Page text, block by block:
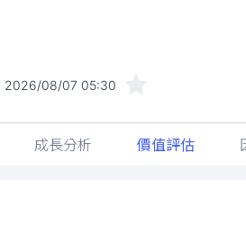
2026/08/07 05:30
成長分析 價值評估